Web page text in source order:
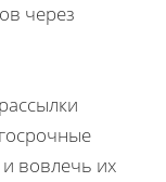
через
вовлечь их